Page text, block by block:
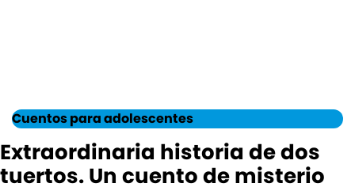
Cuentos para adolescentes
Extraordinaria historia de dos
tuertos. Un cuento de misterio